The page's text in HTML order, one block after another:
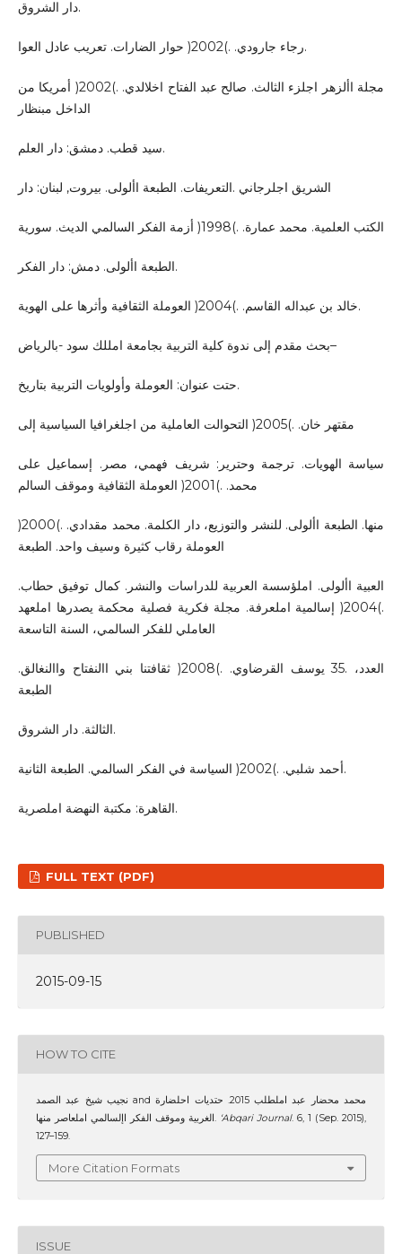
دار الشروق.
رجاء جارودي. .)2002( حوار الضارات. تعريب عادل العوا.
مجلة األزهر اجلزء الثالث. صالح عبد الفتاح اخلالدي. .)2002( أمريكا من
الداخل مبنظار
سيد قطب. دمشق: دار العلم.
الشريق اجلرجاني .التعريفات. الطبعة األولى. بيروت, لبنان: دار
الكتب العلمية. محمد عمارة. .)1998( أزمة الفكر السالمي الديث. سورية
الطبعة األولى. دمش: دار الفكر.
خالد بن عبداله القاسم. .)2004( العوملة الثقافية وأثرها على الهوية.
بحث مقدم إلى ندوة كلية التربية بجامعة امللك سود -بالرياض–
حتت عنوان: العوملة وأولويات التربية بتاريخ.
مقتهر خان. .)2005( التحوالت العاملية من اجلغرافيا السياسية إلى
سياسة الهويات. ترجمة وحترير: شريف فهمي، مصر. إسماعيل على
محمد. .)2001( العوملة الثقافية وموقف السالم
منها. الطبعة األولى. للنشر والتوزيع، دار الكلمة. محمد مقدادي. .)2000(
العوملة رقاب كثيرة وسيف واحد. الطبعة
العبية األولى. املؤسسة العربية للدراسات والنشر. كمال توفيق حطاب.
.)2004( إسالمية املعرفة. مجلة فكرية فصلية محكمة يصدرها املعهد
العاملي للفكر السالمي، السنة التاسعة
العدد، .35 يوسف القرضاوي. .)2008( ثقافتنا بني االنفتاح واالنغالق.
الطبعة
الثالثة. دار الشروق.
أحمد شلبي. .)2002( السياسة في الفكر السالمي. الطبعة الثانية.
القاهرة: مكتبة النهضة املصرية.
FULL TEXT (PDF)
PUBLISHED
2015-09-15
HOW TO CITE
نجيب شيخ عبد الصمد and محمد محضار عبد املطلب 2015. حتديات احلضارة
الغربية وموقف الفكر اإلسالمي املعاصر منها. ‘Abqari Journal. 6, 1 (Sep. 2015),
127–159.
More Citation Formats
ISSUE